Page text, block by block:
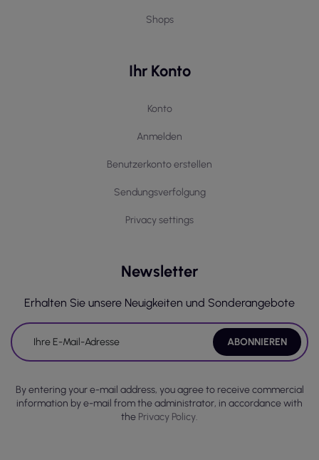
Shops
Ihr Konto
Konto
Anmelden
Benutzerkonto erstellen
Sendungsverfolgung
Privacy settings
Newsletter
Erhalten Sie unsere Neuigkeiten und Sonderangebote
By entering your e-mail address, you agree to receive commercial
information by e-mail from the administrator, in accordance with
the Privacy Policy.